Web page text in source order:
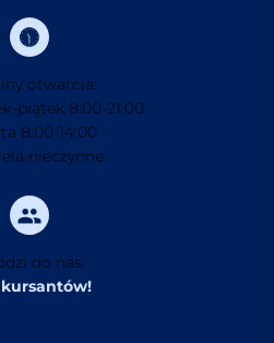
otwarcia:
piątek 8:00-21:00
8:00-14:00
nieczynne
do nas: